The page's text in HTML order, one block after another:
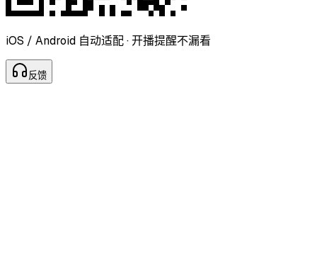
iOS / Android 自动适配 · 开播提醒不漏看
反馈